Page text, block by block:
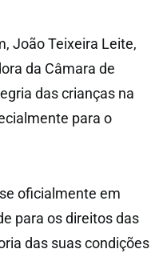
João Teixeira Leite,
da Câmara de
das crianças na
para o
oficialmente em
para os direitos das
das suas condições